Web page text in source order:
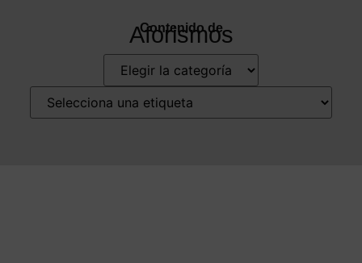
Contenido de
Aforismos